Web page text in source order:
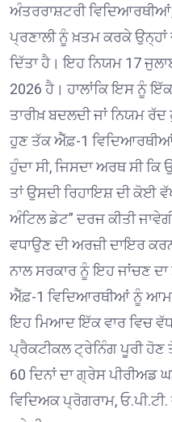
ਅੰਤਰਰਾਸ਼ਟਰੀ
ਪ੍ਰਣਾਲੀ ਨੂੰ ਖ਼ਤਮ ਕਰਕੇ ਉਨ੍ਹਾਂ
ਦਿੱਤਾ ਹੈ। ਇਹ ਨਿਯਮ 17
2026 ਹੈ। ਹਾਲਾਂਕਿ ਇਸ ਨੂੰ
ਤਾਰੀਖ਼ ਬਦਲਦੀ ਜਾਂ ਨਿਯਮ
ਹੁਣ ਤੱਕ ਐੱਫ਼-1
ਹੁੰਦਾ ਸੀ, ਜਿਸਦਾ ਅਰਥ ਸੀ
ਤਾਂ ਉਸਦੀ ਰਿਹਾਇਸ਼ ਦੀ ਕੋਈ
ਅੰਟਿਲ ਡੇਟ” ਦਰਜ ਕੀਤੀ
ਵਧਾਉਣ ਦੀ ਅਰਜ਼ੀ ਦਾਇਰ
ਨਾਲ ਸਰਕਾਰ ਨੂੰ ਇਹ ਜਾਂਚਣ
ਐੱਫ਼-1 ਵਿਦਿਆਰਥੀਆਂ ਨੂੰ ਆਮ
ਇਹ ਮਿਆਦ ਇੱਕ ਵਾਰ ਵਿਚ ਵੱਧ
ਪ੍ਰੈਕਟੀਕਲ ਟ੍ਰੇਨਿੰਗ ਪੂਰੀ ਹੋਣ
60 ਦਿਨਾਂ ਦਾ ਗ੍ਰੇਸ ਪੀਰੀਅਡ
ਵਿਦਿਅਕ ਪ੍ਰੋਗਰਾਮ,